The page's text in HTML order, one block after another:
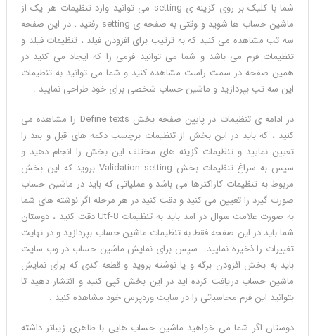
شما با کلیک بر روی گزینه ی setting می توانید وارد تنظیمات هر یک از
ماشین حساب ها شوید و وقتی به صفحه ی setting رفتید ، در این صفحه
سه تب مشاهده می کنید که به ترتیب برای افزودن فیلد ، تنظیمات فیلد و
تنظیمات فرم می باشد و شما می توانید فرمی را که ایجاد می کنید در
همین صفحه در سمت راست مشاهده کنید و شما می توانید به تنظیمات
این سه تب بپردازید و ماشین حساب شخصی برای خود طراحی نمایید .
در ادامه ی تنظیمات در پایین صفحه بخش Define texts را مشاهده می
کنید ، که باید در این بخش از تنظیمات برچسب دکمه های قبل و بعد را
تعیین نمایید و تنظیمات گزینه های مختلف این بخش را انجام دهید و
سپس به سراغ تنظیمات بخش Validation setting بروید که این بخش
مربوط به تنظیمات کاراکترها می باشد و عملیاتی که باید در ماشین حساب
صورت گیرد را تعیین می کنید و دقت کنید در هر مرحله اگر نوشته های شما
به صورت علامت سوال در امد باید به تنظیمات Utf-8 دقت کنید ، دوستان
شما باید در این صفحه فقط به تنظیمات ماشین حساب بپردازید و در نهایت
تغییرات را ذخیره نمایید . سپس برای نمایش ماشین حساب در وب سایت
باید به بخش افزودن برگه و یا نوشته بروید و قطعه کدی که برای نمایش
ماشین حساب دریافت کرده اید در این بخش کپی کنید و انتشار دهید تا
بتوانید این فرم محاسباتی را در سایت وردپرس خود مشاهده کنید .
دوستان اگر شما می خواهید ماشین حساب هایی با ظاهری زیباتر داشته